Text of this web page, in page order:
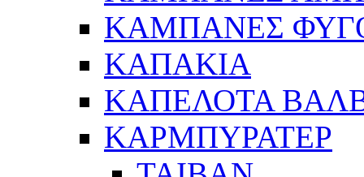
ΚΑΜΠΑΝΕΣ
ΚΑΠΑΚΙΑ
ΚΑΠΕΛΟΤΑ
ΚΑΡΜΠΥΡΑΤΕΡ